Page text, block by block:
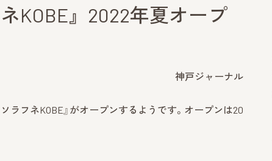
KOBE』2022年夏オープ
神戸ジャーナル
ラフネKOBE』がオープンするようです。オープンは20